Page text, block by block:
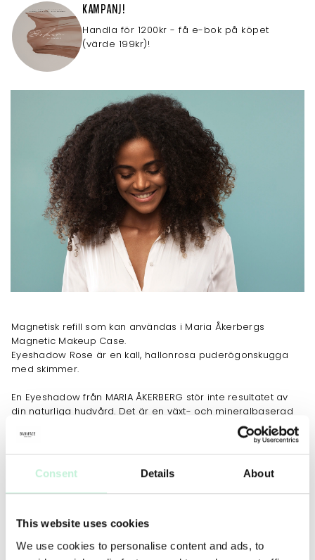
Consent Details About
This website uses cookies
We use cookies to personalise content and ads, to
KAMPANJ!
Handla för 1200kr - få e-bok på köpet
(värde 199kr)!
Magnetisk refill som kan användas i Maria Åkerbergs
Magnetic Makeup Case.
Eyeshadow Rose är en kall, hallonrosa puderögonskugga
med skimmer.
En Eyeshadow från MARIA ÅKERBERG stör inte resultatet av
din naturliga hudvård. Det är en växt- och mineralbaserad
produkt som ger vacker, hållbar färg, samtidigt som den
vårdar huden och låter den andas.
Förpackningen innehåller 1,5 g Eyeshadow Toffee.
Produkten är naturligt självkonserverande.
ANVÄNDNING TIPS
För bästa resultat, applicera Eyeshadow med någon av